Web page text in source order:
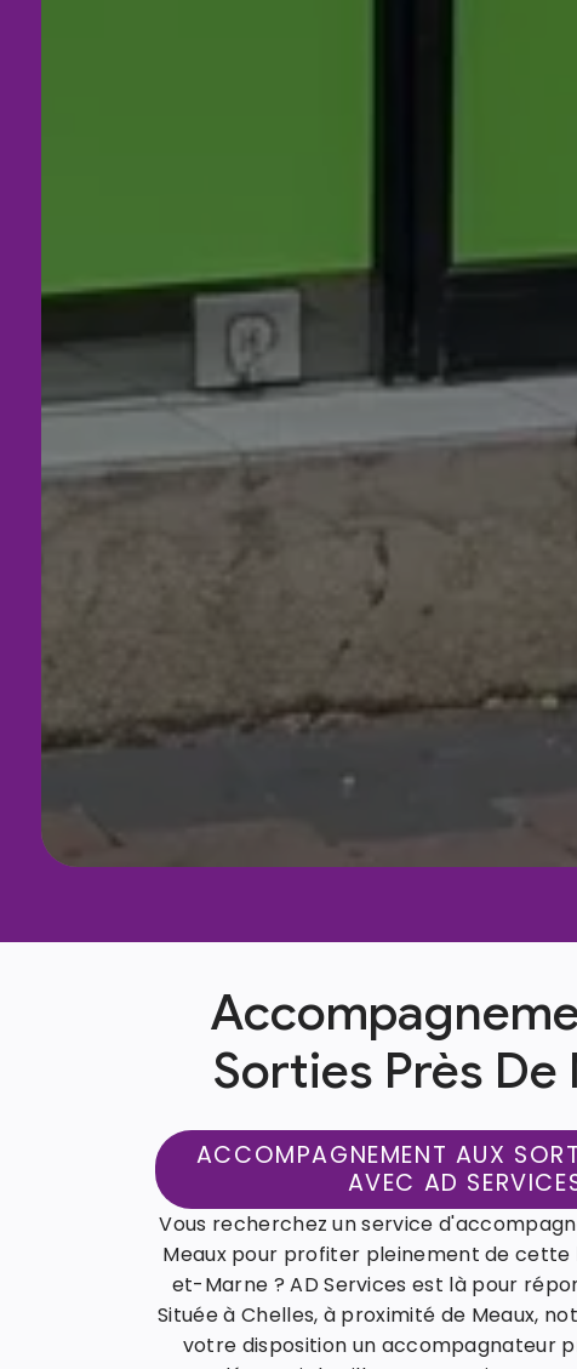
Sorties Près De
ACCOMPAGNEMENT AUX
AVEC AD
Vous recherchez un service
Meaux pour profiter pleinement de cette
et-Marne ? AD Services est là pour
Située à Chelles, à proximité de Meaux,
votre disposition un accompagnateur